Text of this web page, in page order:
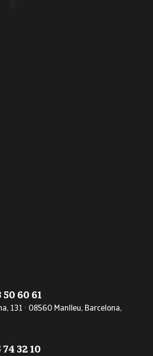
50 60 61
131 · 08560 Manlleu, Barcelona,
74 32 10